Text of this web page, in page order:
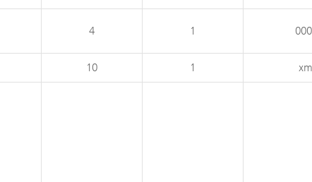
4 1
10 1 xml